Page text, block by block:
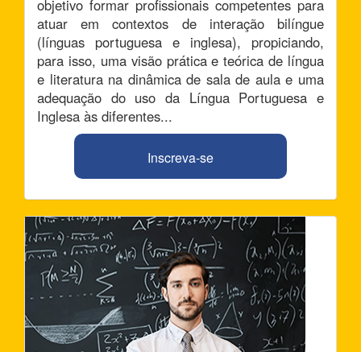
objetivo formar profissionais competentes para
atuar em contextos de interação bilíngue
(línguas portuguesa e inglesa), propiciando,
para isso, uma visão prática e teórica de língua
e literatura na dinâmica de sala de aula e uma
adequação do uso da Língua Portuguesa e
Inglesa às diferentes...
Inscreva-se